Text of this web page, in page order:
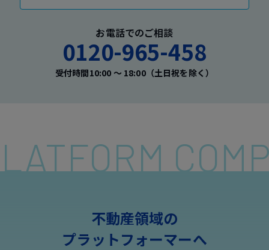
お電話でのご相談
0120-965-458
受付時間10:00 〜 18:00（土日祝を除く）
不動産領域の
プラットフォーマーへ